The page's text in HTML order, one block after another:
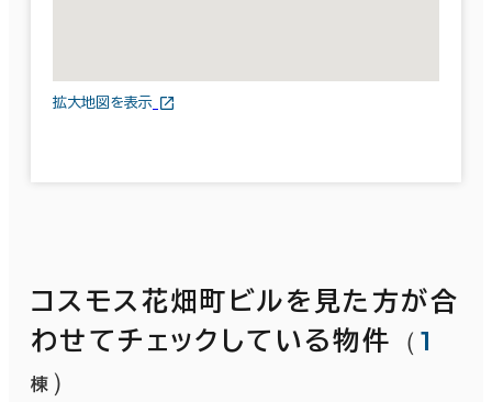
拡大地図を表示
コスモス花畑町ビルを見た方が合
わせてチェックしている物件
（ 1
棟 ）